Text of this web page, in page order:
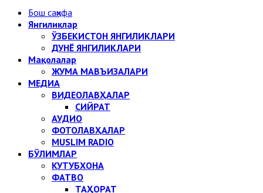
Бош саҳифа
Янгиликлар
ЎЗБЕКИСТОН ЯНГИЛИКЛАРИ
ДУНЁ ЯНГИЛИКЛАРИ
Мақолалар
ЖУМА МАВЪИЗАЛАРИ
МЕДИА
ВИДЕОЛАВҲАЛАР
СИЙРАТ
АУДИО
ФОТОЛАВҲАЛАР
MUSLIM RADIO
БЎЛИМЛАР
КУТУБХОНА
ФАТВО
ТАҲОРАТ